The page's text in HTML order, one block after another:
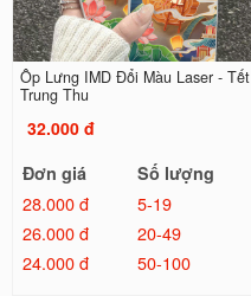
Ốp Lưng IMD Đổi Màu Laser - Tết
Trung Thu
32.000 đ
Đơn giá
Số lượng
28.000 đ
5-19
26.000 đ
20-49
24.000 đ
50-100